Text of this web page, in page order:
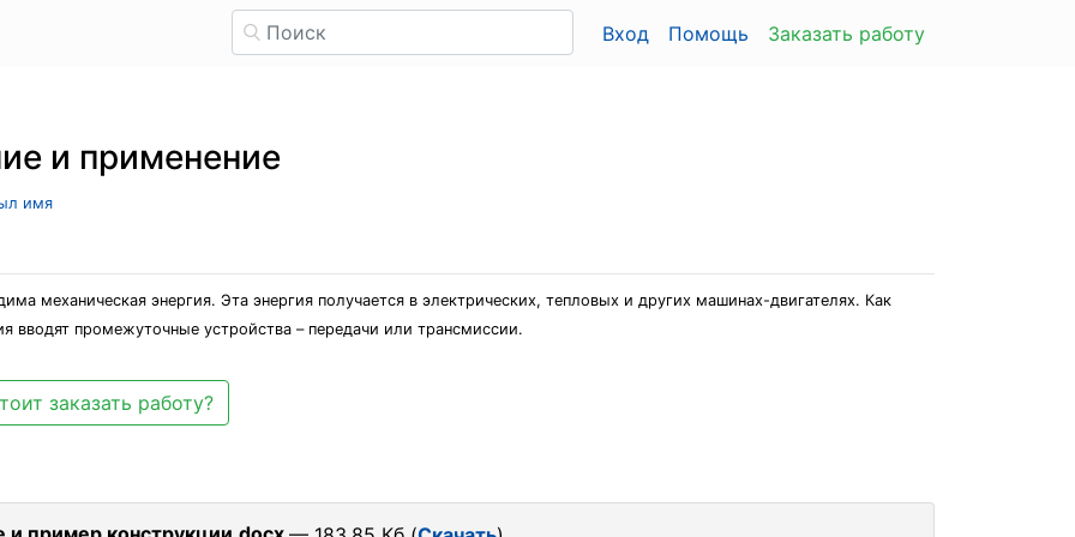
Вход Помощь Заказать работу
и применение
имя
механическая энергия. Эта энергия получается в электрических, тепловых и других машинах-двигателях. Как
промежуточные устройства – передачи или трансмиссии.
заказать работу?